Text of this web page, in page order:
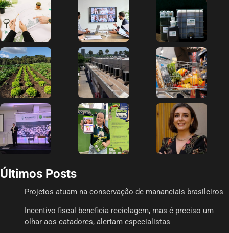
Últimos Posts
Projetos atuam na conservação de mananciais brasileiros
Incentivo fiscal beneficia reciclagem, mas é preciso um
olhar aos catadores, alertam especialistas